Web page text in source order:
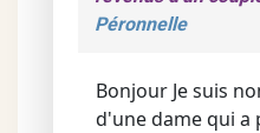
Péronnelle
Bonjour Je suis
d'une dame qui a